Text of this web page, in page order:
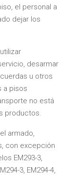
el personal a
dejar los
desarmar
u otros
a pisos
no está
productos.
armado,
con excepción
EM293-3,
3, EM294-4,